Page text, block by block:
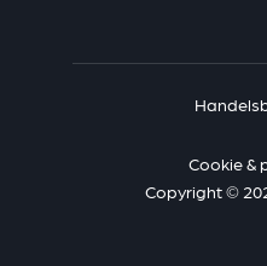
Cookie &
Copyright ©